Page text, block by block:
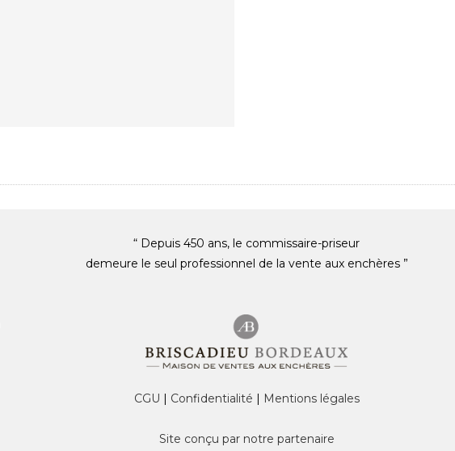
“ Depuis 450 ans, le commissaire-priseur
demeure le seul professionnel de la vente aux enchères ”
CGU | Confidentialité | Mentions légales
Site conçu par notre partenaire